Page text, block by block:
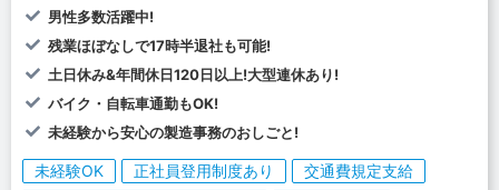
男性多数活躍中!
残業ほぼなしで17時半退社も可能!
土日休み&年間休日120日以上!大型連休あり!
バイク・自転車通勤もOK!
未経験から安心の製造事務のおしごと!
未経験OK 正社員登用制度あり
交通費規定支給